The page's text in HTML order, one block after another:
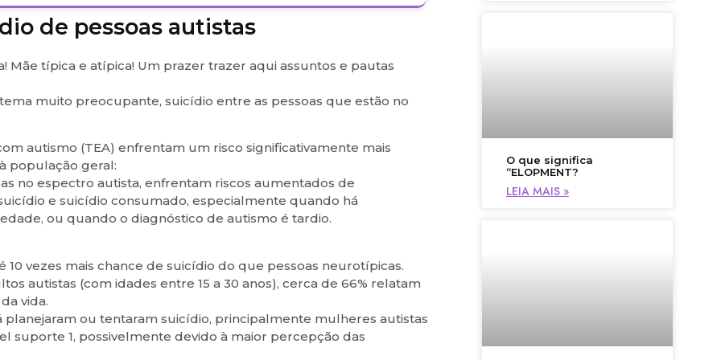
de pessoas autistas
Mãe típica e atípica! Um prazer trazer aqui assuntos e pautas
muito preocupante, suicídio entre as pessoas que estão no
autismo (TEA) enfrentam um risco significativamente mais
população geral:
no espectro autista, enfrentam riscos aumentados de
e suicídio consumado, especialmente quando há
ou quando o diagnóstico de autismo é tardio.
mais chance de suicídio do que pessoas neurotípicas.
(com idades entre 15 a 30 anos), cerca de 66% relatam
vida.
ou tentaram suicídio, principalmente mulheres autistas
suporte 1, possivelmente devido à maior percepção das
O que significa
“ELOPMENT?
LEIA MAIS »